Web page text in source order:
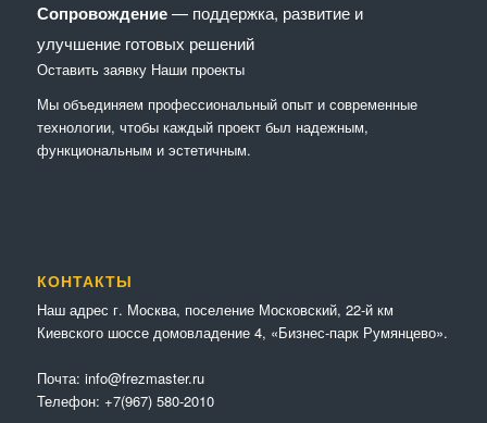
Сопровождение— поддержка, развитие и
улучшение готовых решений
Оставить заявку Наши проекты
Мы объединяем профессиональный опыт и современные
технологии, чтобы каждый проект был надежным,
функциональным и эстетичным.
КОНТАКТЫ
Наш адрес г. Москва, поселение Московский, 22-й км
Киевского шоссе домовладение 4, «Бизнес-парк Румянцево».
Почта: info@frezmaster.ru
Телефон: +7(967) 580-2010